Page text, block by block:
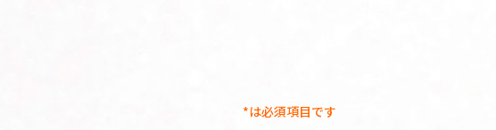
*は必須項目です